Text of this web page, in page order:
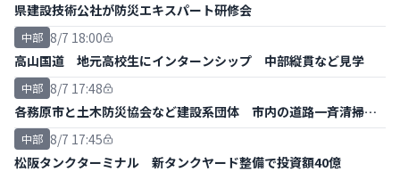
県建設技術公社が防災エキスパート研修会
中部 8/7 18:00
高山国道 地元高校生にインターンシップ 中部縦貫など見学
中部 8/7 17:48
各務原市と土木防災協会など建設系団体 市内の道路一斉清掃ボ
ランティア
中部 8/7 17:45
松阪タンクターミナル 新タンクヤード整備で投資額40億